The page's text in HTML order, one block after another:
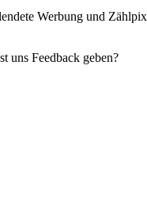
Werbung und
uns Feedback geben?